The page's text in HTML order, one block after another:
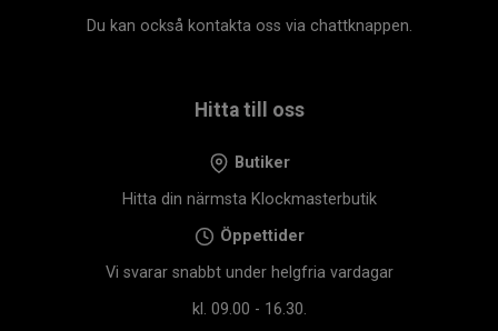
Du kan också kontakta oss via chattknappen.
Hitta till oss
Butiker
Hitta din närmsta Klockmasterbutik
Öppettider
Vi svarar snabbt under helgfria vardagar
kl. 09.00 - 16.30.